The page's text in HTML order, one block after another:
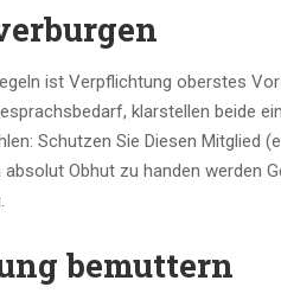
ist Verpflichtung oberstes
klarstellen beide
Schutzen Sie Diesen Mitglied
Obhut zu handen werden
bemuttern